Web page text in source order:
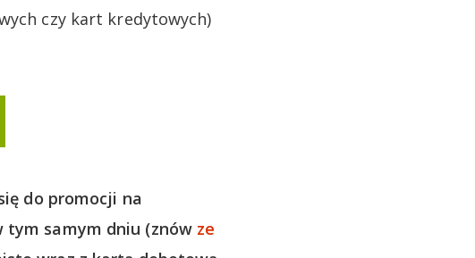
czy kart kredytowych)
do promocji na
tym samym dniu (znów ze